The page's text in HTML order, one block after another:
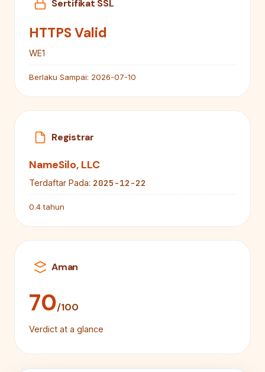
Sertifikat SSL
HTTPS Valid
WE1
Berlaku Sampai: 2026-07-10
Registrar
NameSilo, LLC
Terdaftar Pada: 2025-12-22
0.4 tahun
Aman
70/100
Verdict at a glance